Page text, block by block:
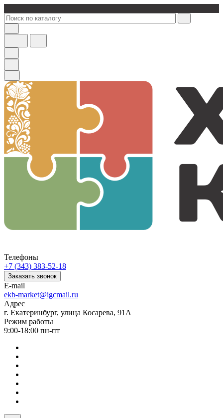
Телефоны
+7 (343) 383-52-18
Заказать звонок
E-mail
ekb-market@igcmail.ru
Адрес
г. Екатеринбург, улица Косарева, 91А
Режим работы
9:00-18:00 пн-пт